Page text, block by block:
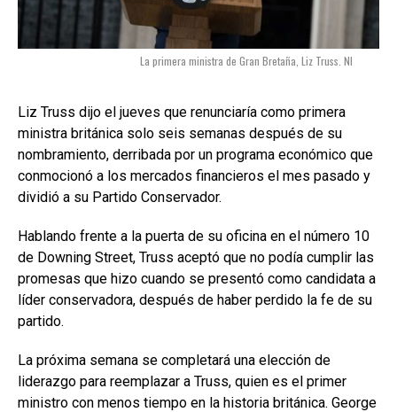
La primera ministra de Gran Bretaña, Liz Truss. NI
Liz Truss dijo el jueves que renunciaría como primera
ministra británica solo seis semanas después de su
nombramiento, derribada por un programa económico que
conmocionó a los mercados financieros el mes pasado y
dividió a su Partido Conservador.
Hablando frente a la puerta de su oficina en el número 10
de Downing Street, Truss aceptó que no podía cumplir las
promesas que hizo cuando se presentó como candidata a
líder conservadora, después de haber perdido la fe de su
partido.
La próxima semana se completará una elección de
liderazgo para reemplazar a Truss, quien es el primer
ministro con menos tiempo en la historia británica. George